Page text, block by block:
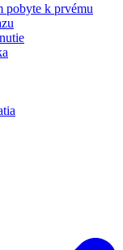
pobyte k prvému